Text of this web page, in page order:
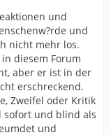
und
und
nicht mehr los.
diesem Forum
aber er ist in der
erschreckend.
Zweifel oder Kritik
sofort und blind als
und